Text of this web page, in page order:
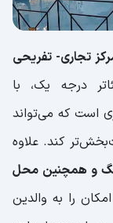
تجاری- تفریحی
درجه یک، با
است که می‌تواند
کند. علاوه
و همچنین محل
را به والدین